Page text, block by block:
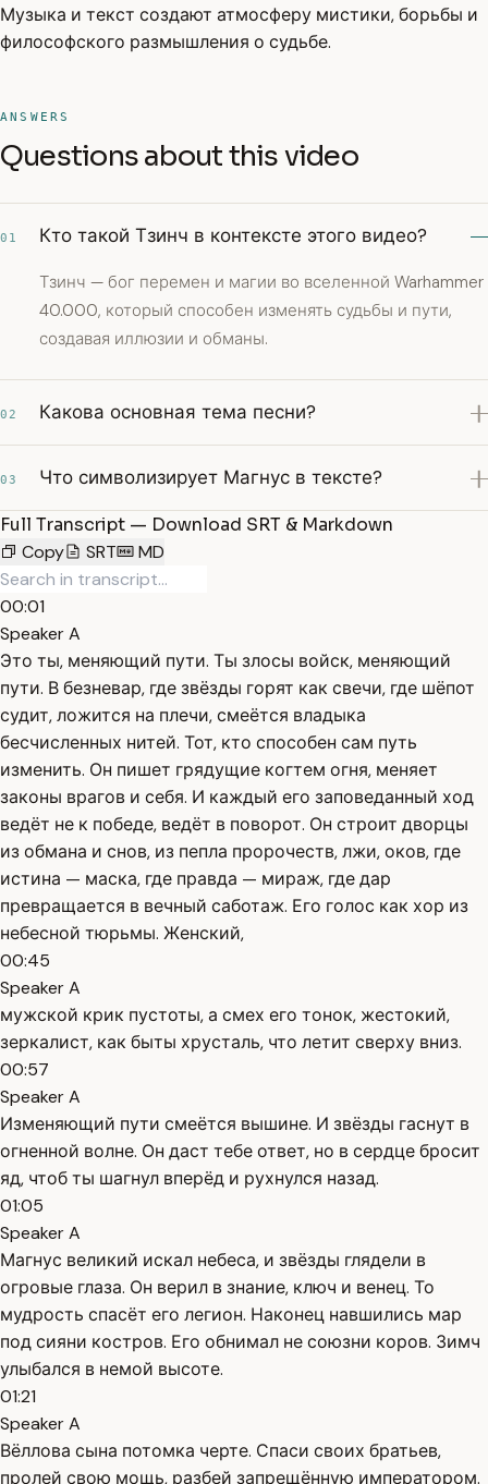
Музыка и текст создают атмосферу мистики, борьбы и
философского размышления о судьбе.
ANSWERS
Questions about this video
01 Кто такой Тзинч в контексте этого видео?
Тзинч — бог перемен и магии во вселенной Warhammer
40.000, который способен изменять судьбы и пути,
создавая иллюзии и обманы.
02 Какова основная тема песни?
03 Что символизирует Магнус в тексте?
Full Transcript — Download SRT & Markdown
Copy
SRT MD
00:01
Speaker A
Это ты, меняющий пути. Ты злосы войск, меняющий
пути. В безневар, где звёзды горят как свечи, где шёпот
судит, ложится на плечи, смеётся владыка
бесчисленных нитей. Тот, кто способен сам путь
изменить. Он пишет грядущие когтем огня, меняет
законы врагов и себя. И каждый его заповеданный ход
ведёт не к победе, ведёт в поворот. Он строит дворцы
из обмана и снов, из пепла пророчеств, лжи, оков, где
истина — маска, где правда — мираж, где дар
превращается в вечный саботаж. Его голос как хор из
небесной тюрьмы. Женский,
00:45
Speaker A
мужской крик пустоты, а смех его тонок, жестокий,
зеркалист, как быты хрусталь, что летит сверху вниз.
00:57
Speaker A
Изменяющий пути смеётся вышине. И звёзды гаснут в
огненной волне. Он даст тебе ответ, но в сердце бросит
яд, чтоб ты шагнул вперёд и рухнулся назад.
01:05
Speaker A
Магнус великий искал небеса, и звёзды глядели в
огровые глаза. Он верил в знание, ключ и венец. То
мудрость спасёт его легион. Наконец навшились мар
под сияни костров. Его обнимал не союзни коров. Зимч
улыбался в немой высоте.
01:21
Speaker A
Вёллова сына потомка черте. Спаси своих братьев,
пролей свою мощь, разбей запрещённую императором.